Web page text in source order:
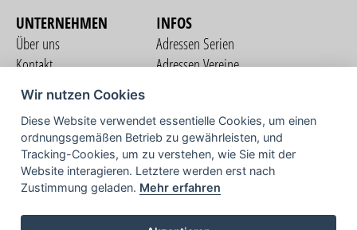
UNTERNEHMEN
Über uns
Kontakt
Nutzungsbedingungen
Datenschutzerklärung
Impressum
INFOS
Adressen Serien
Adressen Vereine
COMMUNITY
TV
Wir nutzen Cookies
Diese Website verwendet essentielle Cookies, um einen
ordnungsgemäßen Betrieb zu gewährleisten, und
Tracking-Cookies, um zu verstehen, wie Sie mit der
Website interagieren. Letztere werden erst nach
Zustimmung geladen. Mehr erfahren